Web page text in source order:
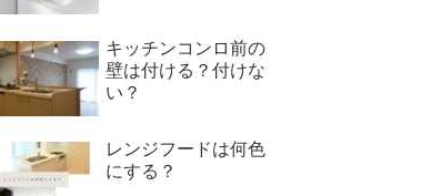
キッチンコンロ前の
壁は付ける？付けな
い？
レンジフードは何色
にする？